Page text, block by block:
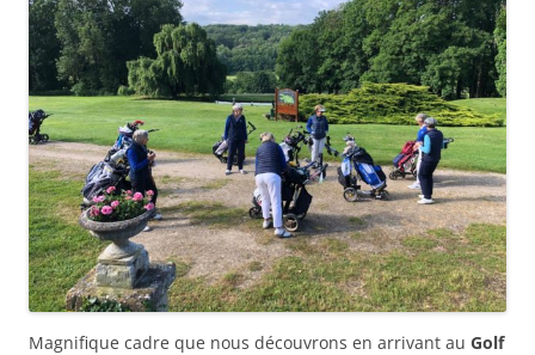
Magnifique cadre que nous découvrons en arrivant au Golf